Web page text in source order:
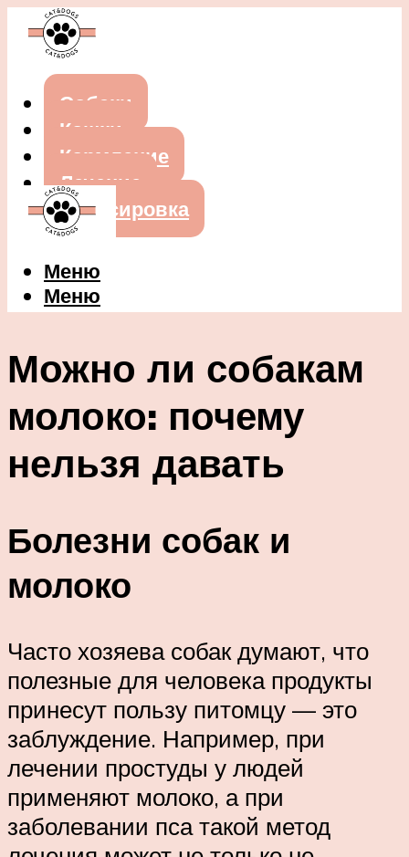
Собаки
Кошки
Кормление
Лечение
Дрессировка
Меню
Меню
Можно ли собакам
молоко: почему
нельзя давать
Болезни собак и
молоко
Часто хозяева собак думают, что
полезные для человека продукты
принесут пользу питомцу — это
заблуждение. Например, при
лечении простуды у людей
применяют молоко, а при
заболевании пса такой метод